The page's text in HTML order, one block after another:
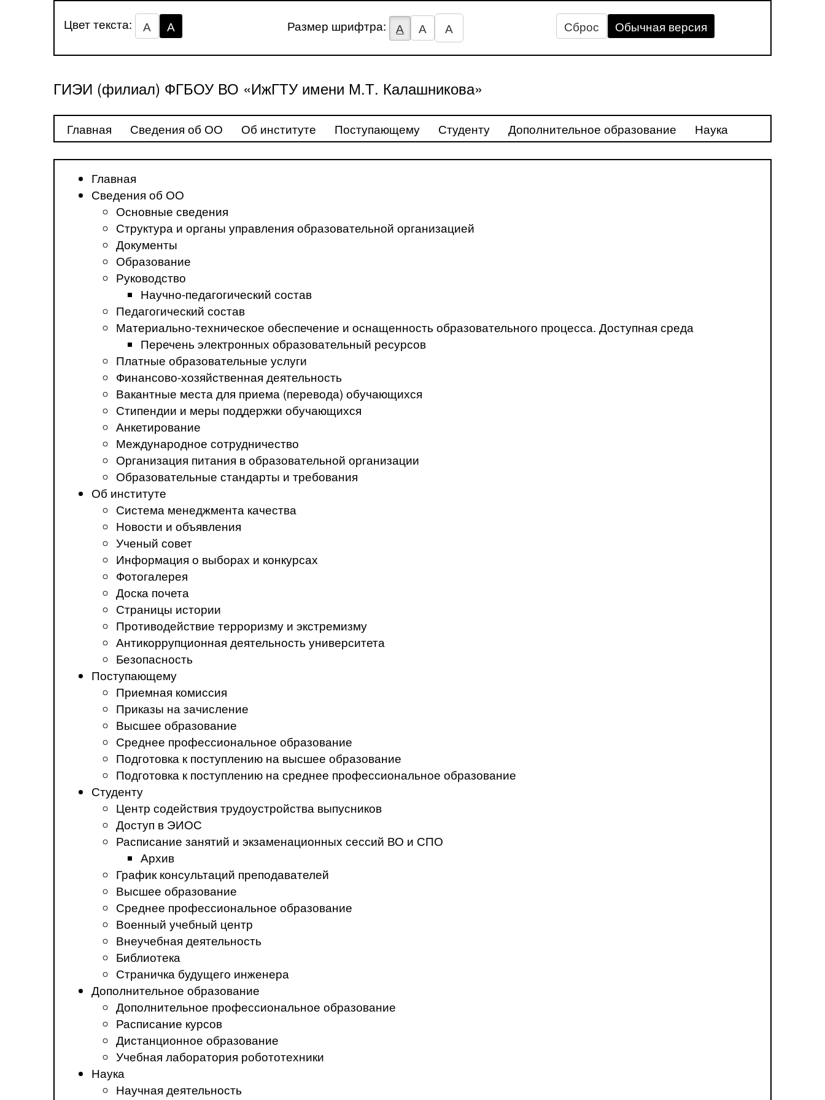
Цвет текста: А А Размер шрифтра: А А А Сброс Обычная версия
ГИЭИ (филиал) ФГБОУ ВО «ИжГТУ имени М.Т. Калашникова»
Главная Сведения об ОО Об институте Поступающему Студенту Дополнительное образование Наука
Главная
Сведения об ОО
Основные сведения
Структура и органы управления образовательной организацией
Документы
Образование
Руководство
Научно-педагогический состав
Педагогический состав
Материально-техническое обеспечение и оснащенность образовательного процесса. Доступная среда
Перечень электронных образовательный ресурсов
Платные образовательные услуги
Финансово-хозяйственная деятельность
Вакантные места для приема (перевода) обучающихся
Стипендии и меры поддержки обучающихся
Анкетирование
Международное сотрудничество
Организация питания в образовательной организации
Образовательные стандарты и требования
Об институте
Система менеджмента качества
Новости и объявления
Ученый совет
Информация о выборах и конкурсах
Фотогалерея
Доска почета
Страницы истории
Противодействие терроризму и экстремизму
Антикоррупционная деятельность университета
Безопасность
Поступающему
Приемная комиссия
Приказы на зачисление
Высшее образование
Среднее профессиональное образование
Подготовка к поступлению на высшее образование
Подготовка к поступлению на среднее профессиональное образование
Студенту
Центр содействия трудоустройства выпусников
Доступ в ЭИОС
Расписание занятий и экзаменационных сессий ВО и СПО
Архив
График консультаций преподавателей
Высшее образование
Среднее профессиональное образование
Военный учебный центр
Внеучебная деятельность
Библиотека
Страничка будущего инженера
Дополнительное образование
Дополнительное профессиональное образование
Расписание курсов
Дистанционное образование
Учебная лаборатория робототехники
Наука
Научная деятельность